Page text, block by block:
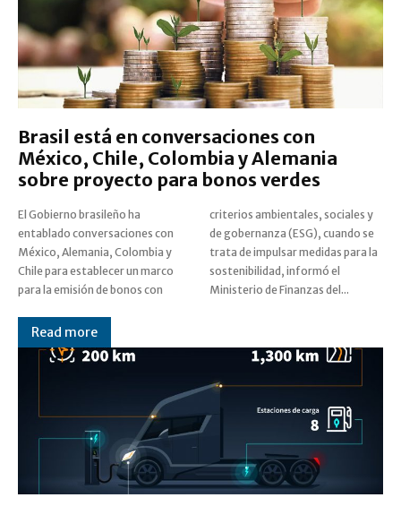
Brasil está en conversaciones con
México, Chile, Colombia y Alemania
sobre proyecto para bonos verdes
El Gobierno brasileño ha
entablado conversaciones con
México, Alemania, Colombia y
Chile para establecer un marco
para la emisión de bonos con
criterios ambientales, sociales y
de gobernanza (ESG), cuando se
trata de impulsar medidas para la
sostenibilidad, informó el
Ministerio de Finanzas del...
Read more